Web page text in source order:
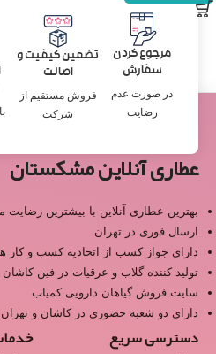
مرجوع کردن
سفارش
در صورت عدم
رضایت
تضمین کیفیت و
اصالت
فروش مستقیم از
شرکت
عطاری آنلاین مشکستان
بهترین عطاری آنلاین با بیشترین رضایت
ارسال فوری در تهران
دارای جواز کسب از اتحادیه کسب و کار
تولید کننده گلاب و عرقیات در فین کاشان
سایت فروش گیاهان دارویی کمیاب
دارای دو شعبه حضوری در کاشان و تهران
دسترسی سریع